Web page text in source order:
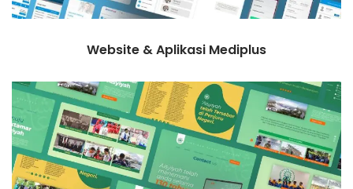
Website & Aplikasi Mediplus